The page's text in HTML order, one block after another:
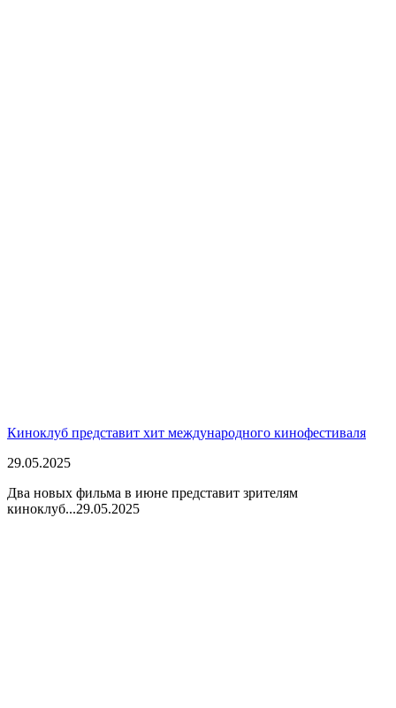
Киноклуб представит хит международного кинофестиваля
29.05.2025
Два новых фильма в июне представит зрителям
киноклуб...29.05.2025